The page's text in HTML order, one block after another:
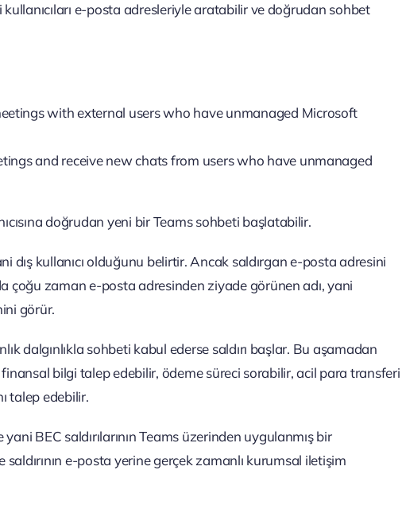
e-posta adresleriyle aratabilir ve doğrudan sohbet
with external users who have unmanaged Microsoft
and receive new chats from users who have unmanaged
doğrudan yeni bir Teams sohbeti başlatabilir.
dış kullanıcı olduğunu belirtir. Ancak saldırgan e-posta adresini
çoğu zaman e-posta adresinden ziyade görünen adı, yani
görür.
dalgınlıkla sohbeti kabul ederse saldırı başlar. Bu aşamadan
bilgi talep edebilir, ödeme süreci sorabilir, acil para transferi
talep edebilir.
BEC saldırılarının Teams üzerinden uygulanmış bir
e-posta yerine gerçek zamanlı kurumsal iletişim